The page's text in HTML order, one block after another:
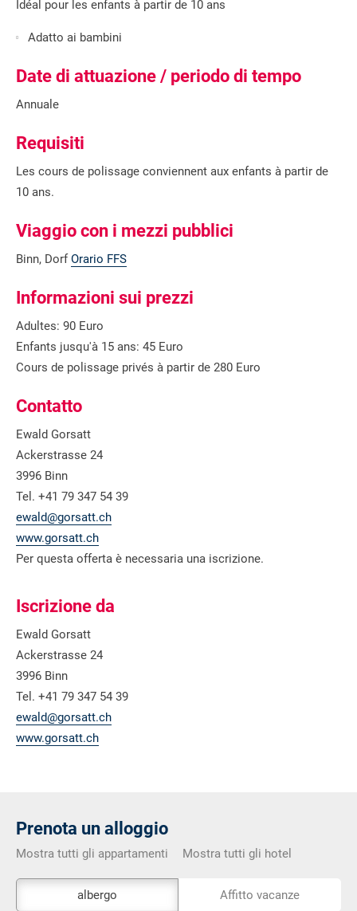
Idéal pour les enfants à partir de 10 ans
Adatto ai bambini
Date di attuazione / periodo di tempo
Annuale
Requisiti
Les cours de polissage conviennent aux enfants à partir de
10 ans.
Viaggio con i mezzi pubblici
Binn, DorfOrario FFS
Informazioni sui prezzi
Adultes: 90 Euro
Enfants jusqu'à 15 ans: 45 Euro
Cours de polissage privés à partir de 280 Euro
Contatto
Ewald Gorsatt
Ackerstrasse 24
3996 Binn
Tel. +41 79 347 54 39
ewald@gorsatt.ch
www.gorsatt.ch
Per questa offerta è necessaria una iscrizione.
Iscrizione da
Ewald Gorsatt
Ackerstrasse 24
3996 Binn
Tel. +41 79 347 54 39
ewald@gorsatt.ch
www.gorsatt.ch
Prenota un alloggio
Mostra tutti gli appartamenti Mostra tutti gli hotel
albergo Affitto vacanze